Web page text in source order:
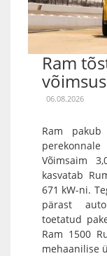
Ram
06.08.2026
Ram
Võimsaim
kasvatab
671 kW-ni.
pärast
toetatud
Ram 1500
mehaanilise